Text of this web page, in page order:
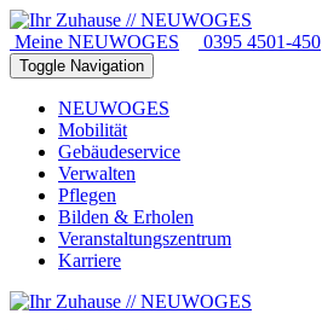
Meine NEUWOGES 0395 4501-450
Toggle Navigation
NEUWOGES
Mobilität
Gebäudeservice
Verwalten
Pflegen
Bilden & Erholen
Veranstaltungszentrum
Karriere